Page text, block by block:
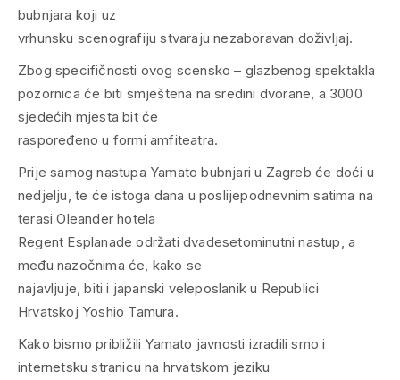
bubnjara koji uz
vrhunsku scenografiju stvaraju nezaboravan doživljaj.
Zbog specifičnosti ovog scensko – glazbenog spektakla
pozornica će biti smještena na sredini dvorane, a 3000
sjedećih mjesta bit će
raspoređeno u formi amfiteatra.
Prije samog nastupa Yamato bubnjari u Zagreb će doći u
nedjelju, te će istoga dana u poslijepodnevnim satima na
terasi Oleander hotela
Regent Esplanade održati dvadesetominutni nastup, a
među nazočnima će, kako se
najavljuje, biti i japanski veleposlanik u Republici
Hrvatskoj Yoshio Tamura.
Kako bismo približili Yamato javnosti izradili smo i
internetsku stranicu na hrvatskom jeziku